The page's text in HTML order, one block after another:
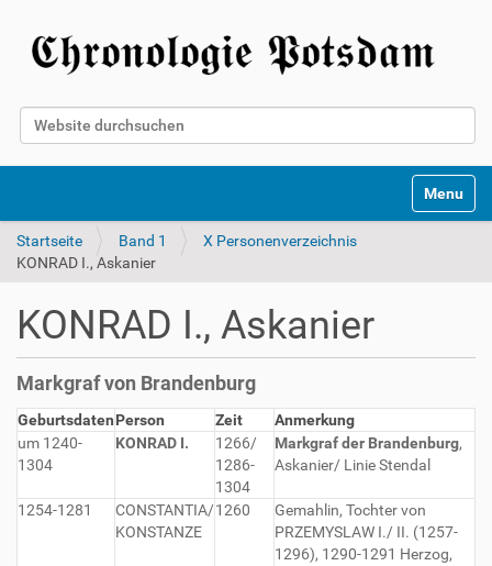
Website durchsuchen
Toggle
Startseite Band 1
X Personenverzeichnis
KONRAD I., Askanier
KONRAD I., Askanier
Markgraf von Brandenburg
GeburtsdatenPerson Zeit
Anmerkung
um 1240-
1304
KONRAD I.
1266/
1286-
1304
Markgraf der Brandenburg,
Askanier/ Linie Stendal
1254-1281
CONSTANTIA/
KONSTANZE
1260
Gemahlin, Tochter von
PRZEMYSLAW I./ II. (1257-
1296), 1290-1291 Herzog,